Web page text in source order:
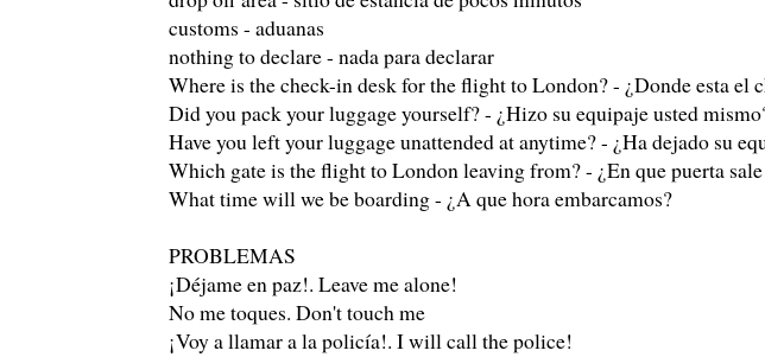
customs - aduanas
nothing to declare - nada para declarar
Where is the check-in desk for the flight to London? - ¿Donde esta el
Did you pack your luggage yourself? - ¿Hizo su equipaje usted
Have you left your luggage unattended at anytime? - ¿Ha dejado su
Which gate is the flight to London leaving from? - ¿En que puerta
What time will we be boarding - ¿A que hora embarcamos?
PROBLEMAS
¡Déjame en paz!. Leave me alone!
No me toques. Don't touch me
¡Voy a llamar a la policía!. I will call the police!